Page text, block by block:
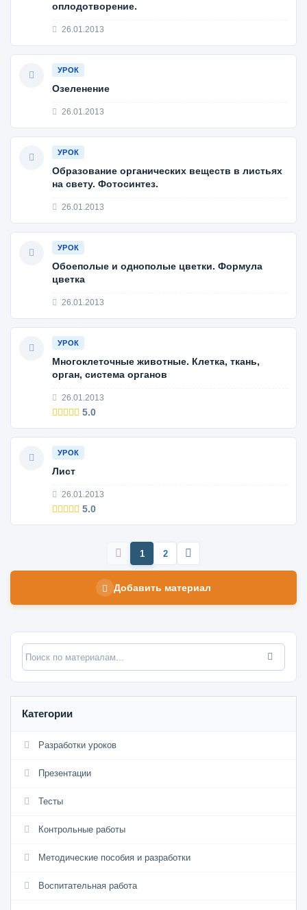
оплодотворение.
26.01.2013
УРОК
Озеленение
26.01.2013
УРОК
Образование органических веществ в листьях
на свету. Фотосинтез.
26.01.2013
УРОК
Обоеполые и однополые цветки. Формула
цветка
26.01.2013
УРОК
Многоклеточные животные. Клетка, ткань,
орган, система органов
26.01.2013
5.0
УРОК
Лист
26.01.2013
5.0
1 2
Добавить материал
Категории
Разработки уроков
Презентации
Тесты
Контрольные работы
Методические пособия и разработки
Воспитательная работа